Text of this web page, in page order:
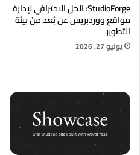
StudioForge: الحل الاحترافي لإدارة
مواقع ووردبريس عن بُعد من بيئة
التطوير
يونيو 27, 2026